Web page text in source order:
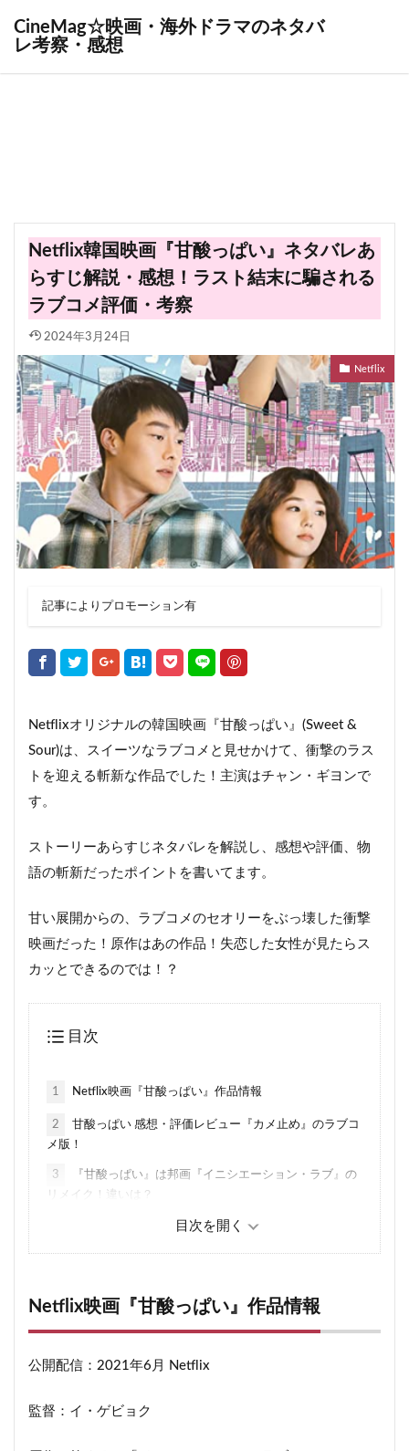
CineMag☆映画・海外ドラマのネタバ
レ考察・感想
Netflix韓国映画『甘酸っぱい』ネタバレあ
らすじ解説・感想！ラスト結末に騙される
ラブコメ評価・考察
2024年3月24日
Netflix
記事によりプロモーション有
Netflixオリジナルの韓国映画『甘酸っぱい』(Sweet &
Sour)は、スイーツなラブコメと見せかけて、衝撃のラス
トを迎える斬新な作品でした！主演はチャン・ギヨンで
す。
ストーリーあらすじネタバレを解説し、感想や評価、物
語の斬新だったポイントを書いてます。
甘い展開からの、ラブコメのセオリーをぶっ壊した衝撃
映画だった！原作はあの作品！失恋した女性が見たらス
カッとできるのでは！？
目次
1 Netflix映画『甘酸っぱい』作品情報
2
甘酸っぱい 感想・評価レビュー『カメ止め』のラブコ
メ版！
3
『甘酸っぱい』は邦画『イニシエーション・ラブ』の
リメイク！違いは？
男女の恋愛のすれ違いをシニカルに描く！
5 Netflix映画『甘酸っぱい』ネタバレあらすじ解説
Netflix映画『甘酸っぱい』作品情報
公開配信：2021年6月 Netflix
監督：イ・ゲビョク